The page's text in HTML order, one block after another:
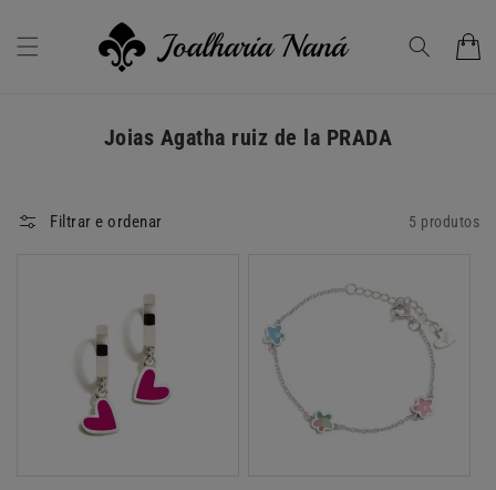
conteúdo
Carrinho
C
e
o
:
Joias Agatha ruiz de la PRADA
Filtrar e ordenar 5 produtos